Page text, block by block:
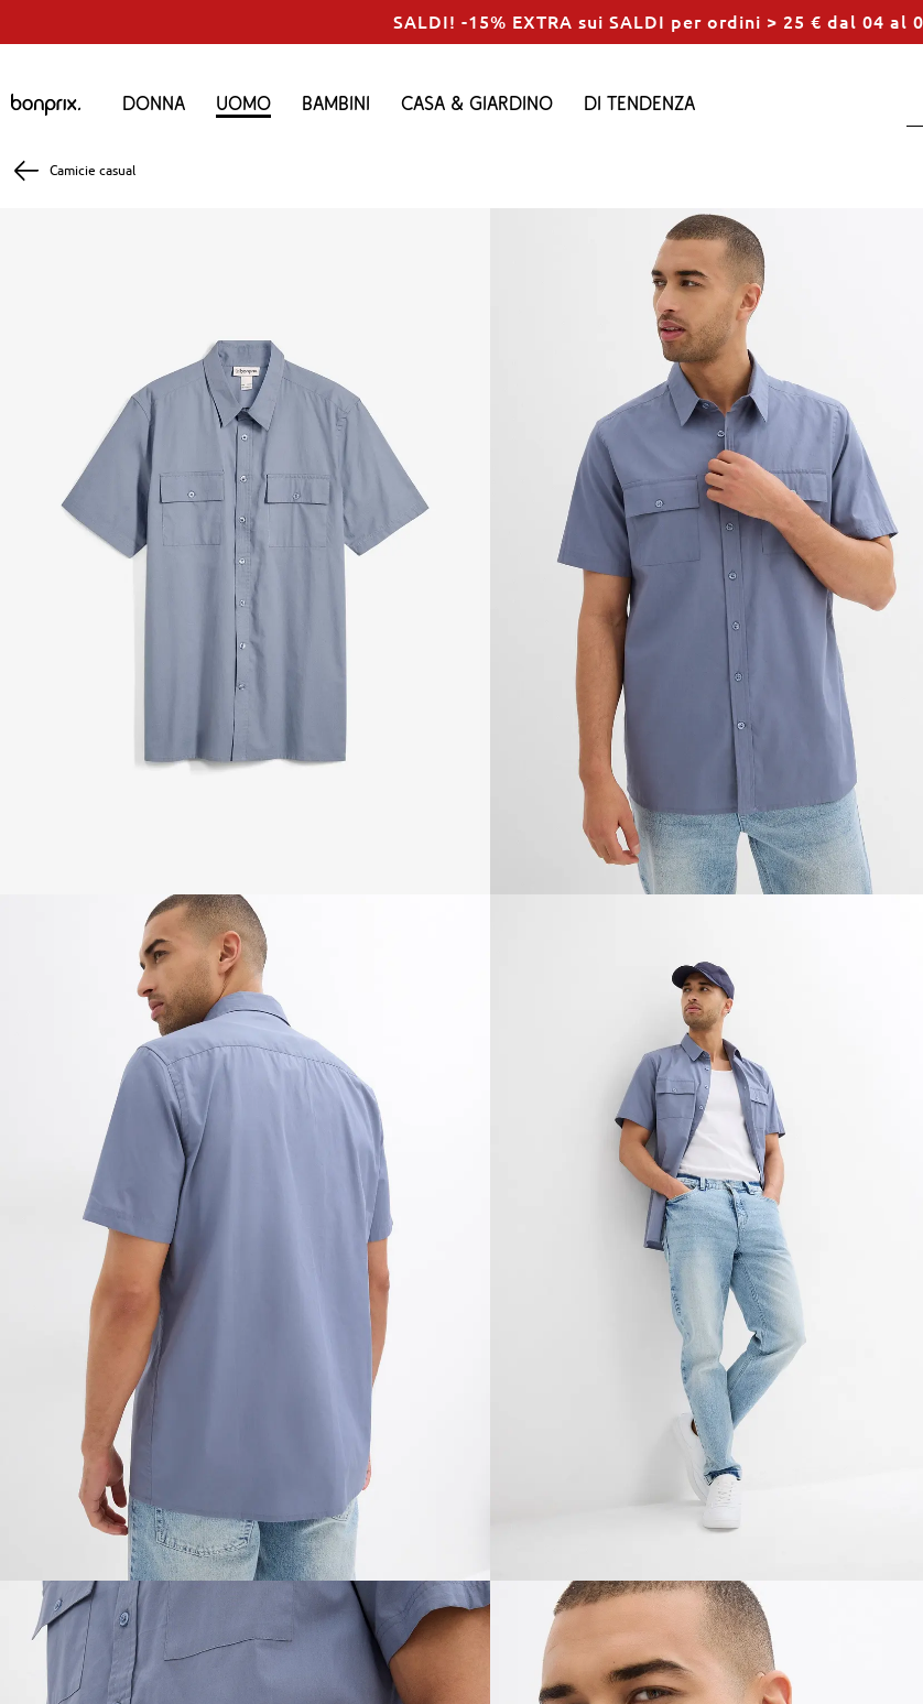
SALDI! -15% EXTRA sui SALDI per ordini > 25 € dal 04 al
Donna Uomo Bambini Casa & Giardino Di tendenza
Camicie casual